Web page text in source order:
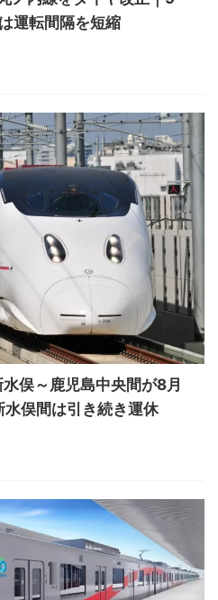
運転間隔を短縮
水俣～鹿児島中央間が8月
俣間は引き続き運休